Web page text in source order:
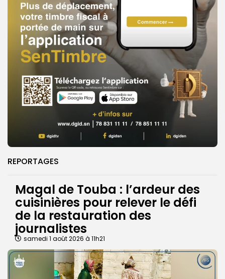
REPORTAGES
Magal de Touba : l’ardeur des
cuisinières pour relever le défi
de la restauration des
journalistes
samedi 1 août 2026 à 11h21